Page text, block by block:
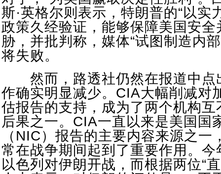
斯·英格尔则表示，特朗普的“以实
政策久经验证，能够保障美国安全
胁，并批判称，媒体“试图制造内
将失败。
然而，路透社仍然在报道中点
作确实明显减少。CIA大幅削减对
估报告的支持，成为了两个机构
后果之一。CIA一直以来是美国国
（NIC）报告的主要内容来源之一
常在战争期间起到了重要作用。
以色列对伊朗开战，而根据两位“